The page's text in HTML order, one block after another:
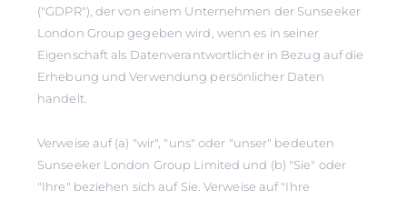
("GDPR"), der von einem Unternehmen der Sunseeker
London Group gegeben wird, wenn es in seiner
Eigenschaft als Datenverantwortlicher in Bezug auf die
Erhebung und Verwendung persönlicher Daten
handelt.
Verweise auf (a) "wir", "uns" oder "unser" bedeuten
Sunseeker London Group Limited und (b) "Sie" oder
"Ihre" beziehen sich auf Sie. Verweise auf "Ihre